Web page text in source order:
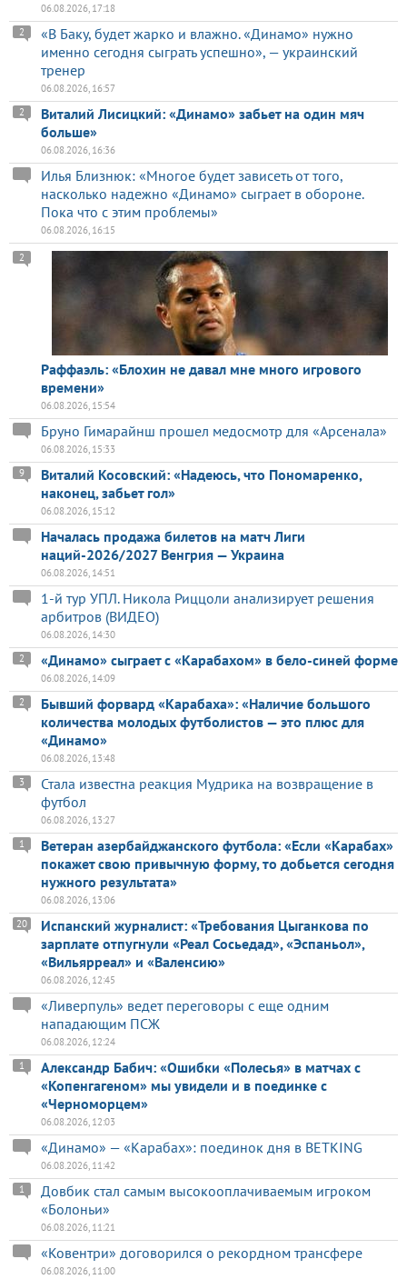
06.08.2026, 17:18
«В Баку, будет жарко и влажно. «Динамо» нужно
именно сегодня сыграть успешно», — украинский
тренер
2
06.08.2026, 16:57
Виталий Лисицкий: «Динамо» забьет на один мяч
больше»
2
06.08.2026, 16:36
Илья Близнюк: «Многое будет зависеть от того,
насколько надежно «Динамо» сыграет в обороне.
Пока что с этим проблемы»
06.08.2026, 16:15
Раффаэль: «Блохин не давал мне много игрового
времени»
2
06.08.2026, 15:54
Бруно Гимарайнш прошел медосмотр для «Арсенала»
06.08.2026, 15:33
Виталий Косовский: «Надеюсь, что Пономаренко,
наконец, забьет гол»
9
06.08.2026, 15:12
Началась продажа билетов на матч Лиги
наций-2026/2027 Венгрия — Украина
06.08.2026, 14:51
1-й тур УПЛ. Никола Риццоли анализирует решения
арбитров (ВИДЕО)
06.08.2026, 14:30
«Динамо» сыграет с «Карабахом» в бело-синей форме
2
06.08.2026, 14:09
Бывший форвард «Карабаха»: «Наличие большого
количества молодых футболистов — это плюс для
«Динамо»
2
06.08.2026, 13:48
Стала известна реакция Мудрика на возвращение в
футбол
3
06.08.2026, 13:27
Ветеран азербайджанского футбола: «Если «Карабах»
покажет свою привычную форму, то добьется сегодня
нужного результата»
1
06.08.2026, 13:06
Испанский журналист: «Требования Цыганкова по
зарплате отпугнули «Реал Сосьедад», «Эспаньол»,
«Вильярреал» и «Валенсию»
20
06.08.2026, 12:45
«Ливерпуль» ведет переговоры с еще одним
нападающим ПСЖ
06.08.2026, 12:24
Александр Бабич: «Ошибки «Полесья» в матчах с
«Копенгагеном» мы увидели и в поединке с
«Черноморцем»
1
06.08.2026, 12:03
«Динамо» — «Карабах»: поединок дня в BETKING
06.08.2026, 11:42
Довбик стал самым высокооплачиваемым игроком
«Болоньи»
1
06.08.2026, 11:21
«Ковентри» договорился о рекордном трансфере
06.08.2026, 11:00